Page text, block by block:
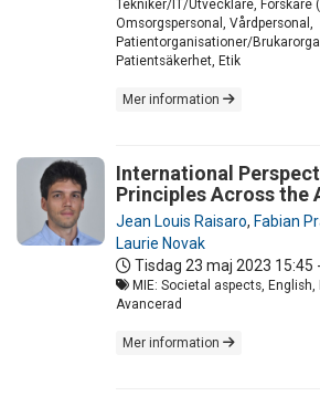
Tekniker/IT/Utvecklare, Forskare
Omsorgspersonal, Vårdpersonal,
Patientorganisationer/
Patientsäkerhet, Etik
Mer information
International
Principles Across the
Jean Louis Raisaro, Fabian
Laurie Novak
Tisdag 23 maj 2023 15:45
MIE: Societal aspects, English,
Avancerad
Mer information